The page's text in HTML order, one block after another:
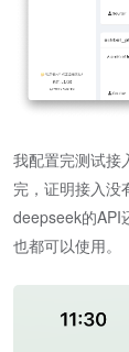
我配置完测试接
完，证明接入没
deepseek的API
也都可以使用。